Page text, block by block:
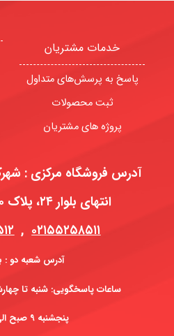
خدمات مشتریان
پاسخ به پرسش‌های متداول
ثبت محصولات
پروژه های مشتریان
آدرس فروشگاه مرکزی :
انتهای بلوار ۲۴، پلاک ۱۳۰
۰۲۱۵۵۲۵۸۵۱۱,
آدرس شعبه دو :
ساعات پاسخگویی: شنبه تا چهارشنبه ۹ صبح
پنجشنبه 9 صبح الی 15 ظهر